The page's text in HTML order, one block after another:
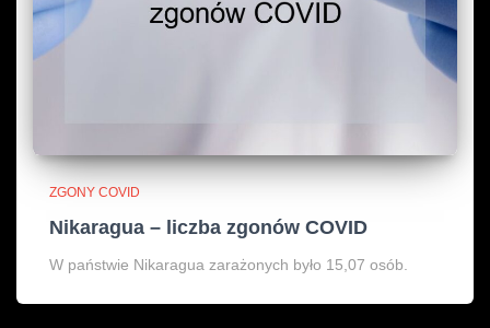
ZGONY COVID
Nikaragua – liczba zgonów COVID
W państwie Nikaragua zarażonych było 15,07 osób.